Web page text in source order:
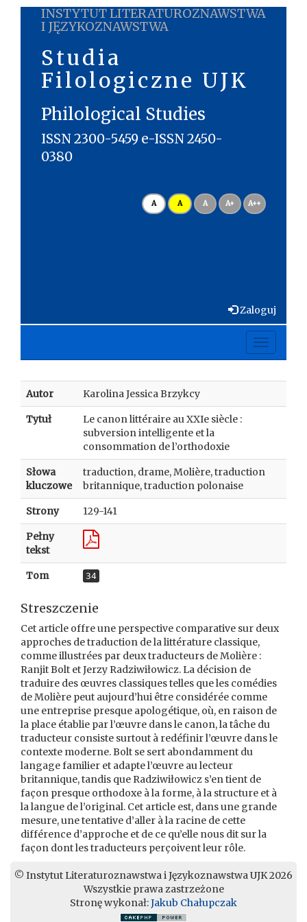
INSTYTUT LITERATUROZNAWSTWA
I JĘZYKOZNAWSTWA
Studia
Filologiczne UJK
Philological Studies
ISSN 2300-5459 e-ISSN 2450-
0380
A A A A+ A++
Zaloguj
Toggle
Autor Karolina Jessica Brzykcy
Tytuł
Le canon littéraire au XXIe siècle :
subversion intelligente et la
consommation de l’orthodoxie
Słowa
kluczowe
traduction, drame, Molière, traduction
britannique, traduction polonaise
Strony 129-141
Pełny
tekst
Tom 34
Streszczenie
Cet article offre une perspective comparative sur deux
approches de traduction de la littérature classique,
comme illustrées par deux traducteurs de Molière :
Ranjit Bolt et Jerzy Radziwiłowicz. La décision de
traduire des œuvres classiques telles que les comédies
de Molière peut aujourd’hui être considérée comme
une entreprise presque apologétique, où, en raison de
la place établie par l’œuvre dans le canon, la tâche du
traducteur consiste surtout à redéfinir l’œuvre dans le
contexte moderne. Bolt se sert abondamment du
langage familier et adapte l’œuvre au lecteur
britannique, tandis que Radziwiłowicz s’en tient de
façon presque orthodoxe à la forme, à la structure et à
la langue de l’original. Cet article est, dans une grande
mesure, une tentative d’aller à la racine de cette
différence d’approche et de ce qu’elle nous dit sur la
façon dont les traducteurs perçoivent leur rôle.
© Instytut Literaturoznawstwa i Językoznawstwa UJK 2026
Wszystkie prawa zastrzeżone
Stronę wykonał:Jakub Chałupczak